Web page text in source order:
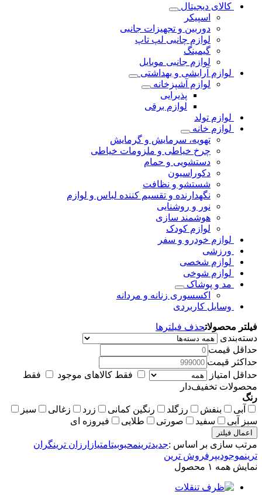
کالای دیجیتال
اسپیکر
دوربین و تجهیزات جانبی
لوازم چانبی لپ تاپ
گیمینگ
لوازم جانبی موبایل
لوازم آرایشی و بهداشتی
لوازم آشپزخانه
پذیرایی
لوازم برقی
لوازم تولد
لوازم خانه
تهویه، سرمایش و گرمایش
چرخ خیاطی و ملزومات خیاطی
دستشویی و حمام
دکوراسیون
شستشو و نظافت
نگهدارنده و تقسیم کننده لباس و لوازم
نور و روشنایی
هوشمند سازی
لوازم کودک
لوازم خودرو و سفر
ورزشی
لوازم شخصی
لوازم شوخی
مد و پوشاک
اکسسوری زنانه و مردانه
وسایل کاربردی
فیلتر محصولاتحذف فیلترها
دسته‌بندی
حداقل قیمت
حداکثر قیمت
حداقل امتیاز
فقط کالاهای موجود
فقط
محصولات تخفیف‌دار
رنگ
آبی
بنفش رزگلد رنگین کمانی زرد زغالی
سبز
سبز آبی
سفید صورتی طلایی فیروزه ای
اعمال فیلتر
مرتب سازی بر اساس :جدیدترینمحبوبیتامتیاز ارزان ترینگران
ترینموجودیپرفروش ترین
نمایش همه ۱ محصول